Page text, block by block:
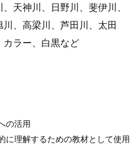
天神川、日野川、斐伊川、
、高梁川、芦田川、太田
カラー、白黒など
の活用
に理解するための教材として使用